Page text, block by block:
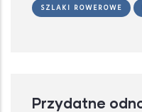
SZLAKI ROWEROWE
Przydatne